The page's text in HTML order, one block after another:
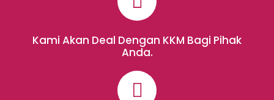
Kami Akan Deal Dengan KKM Bagi Pihak
Anda.